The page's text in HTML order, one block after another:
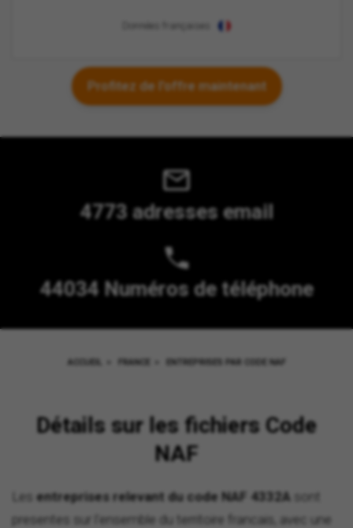
Profitez de l'offre maintenant
4773 adresses email
44034 Numéros de téléphone
ENTREPRISES PAR CODE NAF
Détails sur les fichiers Code
NAF
Les entreprises relevant du code NAF 4332A sont
presentes sur l'ensemble du territoire francais, avec une